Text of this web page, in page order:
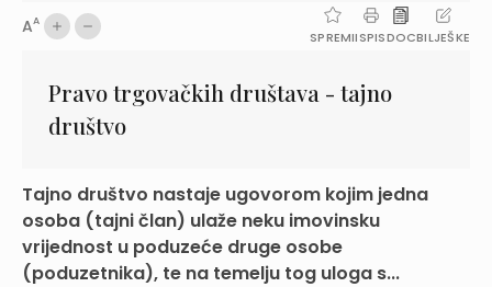
AA
SPREMIISPISDOCBILJEŠKE
Pravo trgovačkih društava - tajno
društvo
Tajno društvo nastaje ugovorom kojim jedna
osoba (tajni član) ulaže neku imovinsku
vrijednost u poduzeće druge osobe
(poduzetnika), te na temelju tog uloga s...